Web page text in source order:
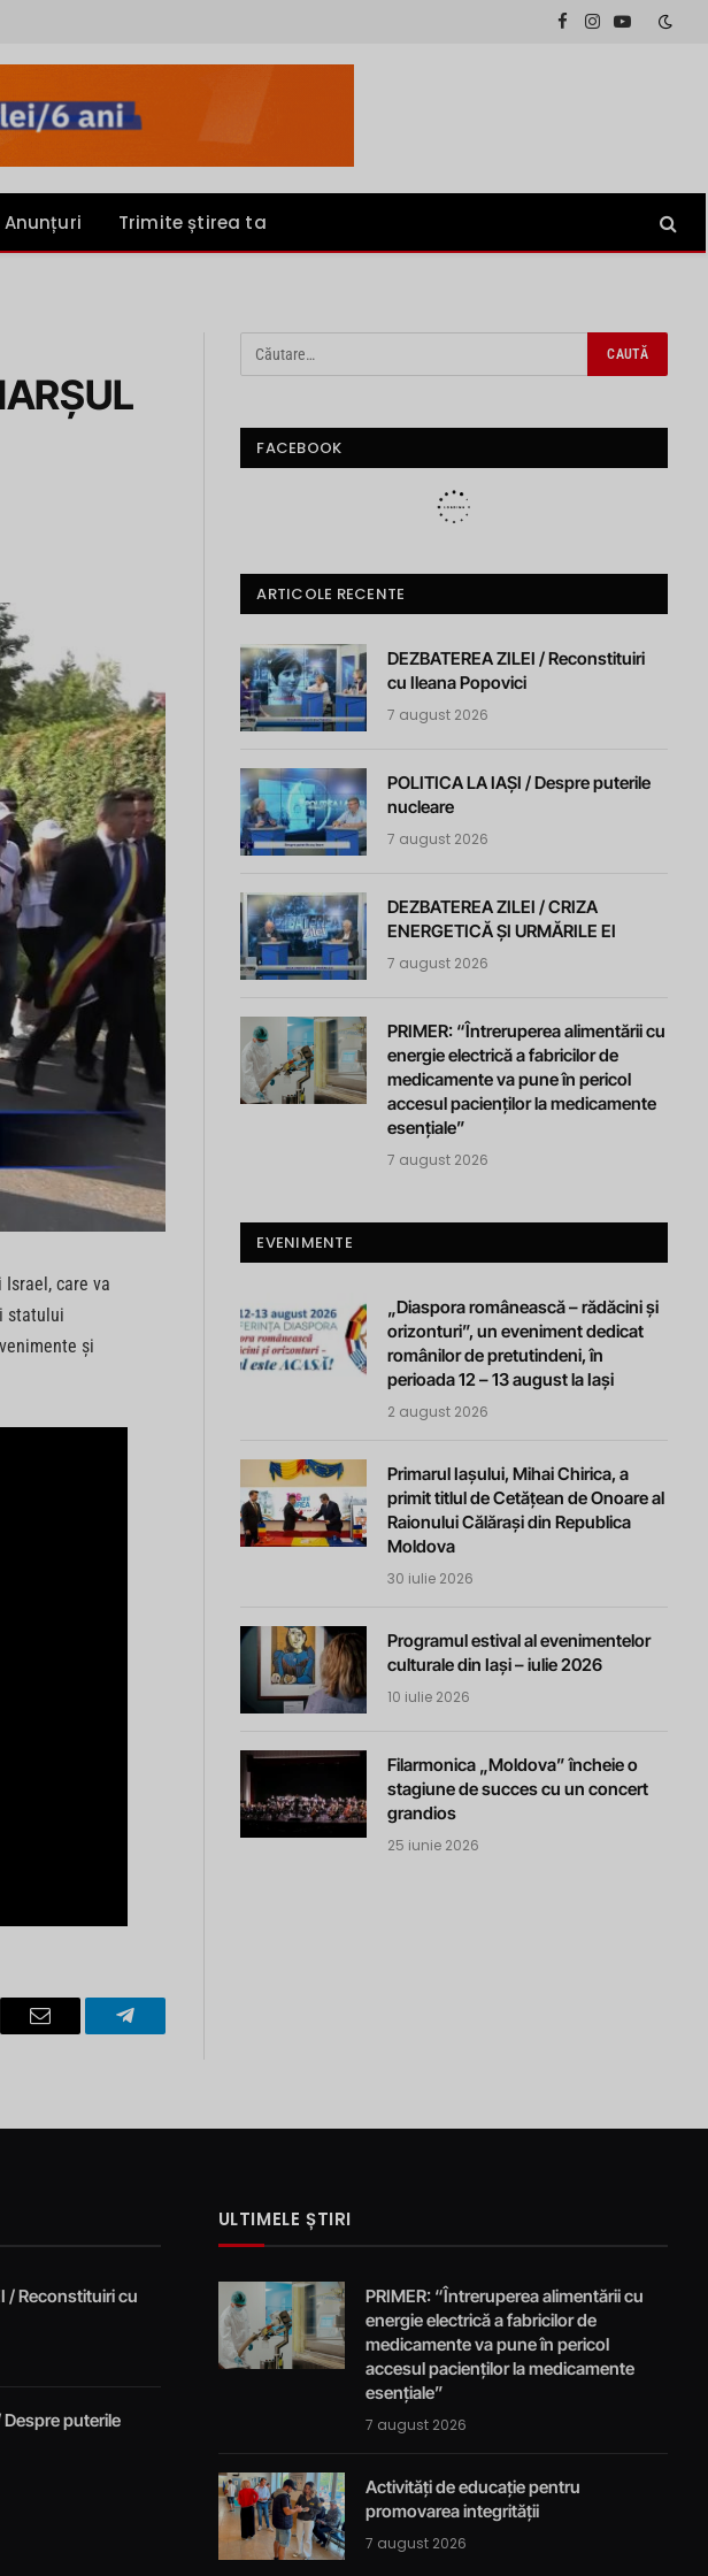
Facebook
InstagramYouTube
Anunțuri Trimite știrea ta
care va
statului
şi
Email Telegram
FACEBOOK
ARTICOLE RECENTE
DEZBATEREA ZILEI / Reconstituiri
cu Ileana Popovici
7 august 2026
POLITICA LA IAȘI / Despre puterile
nucleare
7 august 2026
DEZBATEREA ZILEI / CRIZA
ENERGETICĂ ȘI URMĂRILE EI
7 august 2026
PRIMER: “Întreruperea alimentării cu
energie electrică a fabricilor de
medicamente va pune în pericol
accesul pacienților la medicamente
esențiale”
7 august 2026
EVENIMENTE
„Diaspora românească – rădăcini și
orizonturi”, un eveniment dedicat
românilor de pretutindeni, în
perioada 12 – 13 august la Iași
2 august 2026
Primarul Iașului, Mihai Chirica, a
primit titlul de Cetățean de Onoare al
Raionului Călărași din Republica
Moldova
30 iulie 2026
Programul estival al evenimentelor
culturale din Iași – iulie 2026
10 iulie 2026
Filarmonica „Moldova” încheie o
stagiune de succes cu un concert
grandios
25 iunie 2026
/ Reconstituiri cu
Despre puterile
ULTIMELE ȘTIRI
PRIMER: “Întreruperea alimentării cu
energie electrică a fabricilor de
medicamente va pune în pericol
accesul pacienților la medicamente
esențiale”
7 august 2026
Activități de educație pentru
promovarea integrității
7 august 2026